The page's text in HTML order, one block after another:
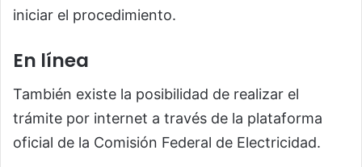
iniciar el procedimiento.
En línea
También existe la posibilidad de realizar el
trámite por internet a través de la plataforma
oficial de la Comisión Federal de Electricidad.